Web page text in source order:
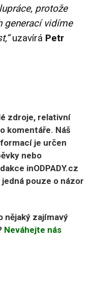
protože
generací vidíme
uzavírá Petr
zdroje, relativní
komentáře. Náš
je určen
nebo
inODPADY.cz
pouze o názor
nějaký zajímavý
Neváhejte nás